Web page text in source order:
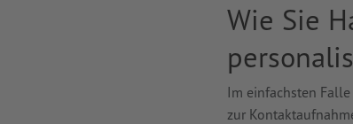
Wie Sie
Im einfachsten
zur